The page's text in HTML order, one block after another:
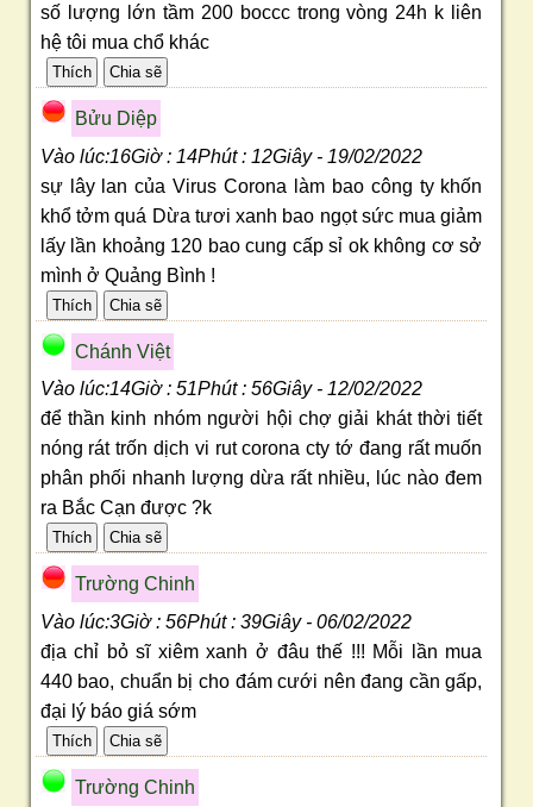
số lượng lớn tầm 200 boccc trong vòng 24h k liên
hệ tôi mua chổ khác
Bửu Diệp
Vào lúc:16Giờ : 14Phút : 12Giây - 19/02/2022
sự lây lan của Virus Corona làm bao công ty khốn
khổ tởm quá Dừa tươi xanh bao ngọt sức mua giảm
lấy lần khoảng 120 bao cung cấp sỉ ok không cơ sở
mình ở Quảng Bình !
Chánh Việt
Vào lúc:14Giờ : 51Phút : 56Giây - 12/02/2022
để thần kinh nhóm người hội chợ giải khát thời tiết
nóng rát trốn dịch vi rut corona cty tớ đang rất muốn
phân phối nhanh lượng dừa rất nhiều, lúc nào đem
ra Bắc Cạn được ?k
Trường Chinh
Vào lúc:3Giờ : 56Phút : 39Giây - 06/02/2022
địa chỉ bỏ sĩ xiêm xanh ở đâu thế !!! Mỗi lần mua
440 bao, chuẩn bị cho đám cưới nên đang cần gấp,
đại lý báo giá sớm
Trường Chinh